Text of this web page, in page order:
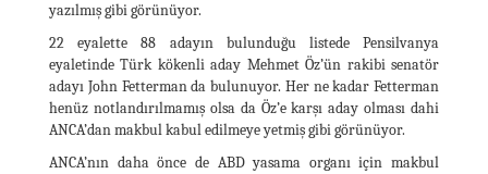
yazılmış gibi görünüyor.
22 eyalette 88 adayın bulunduğu listede Pensilvanya
eyaletinde Türk kökenli aday Mehmet Öz’ün rakibi senatör
adayı John Fetterman da bulunuyor. Her ne kadar Fetterman
henüz notlandırılmamış olsa da Öz’e karşı aday olması dahi
ANCA’dan makbul kabul edilmeye yetmiş gibi görünüyor.
ANCA’nın daha önce de ABD yasama organı için makbul